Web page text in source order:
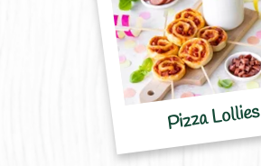
Pizza Lollies